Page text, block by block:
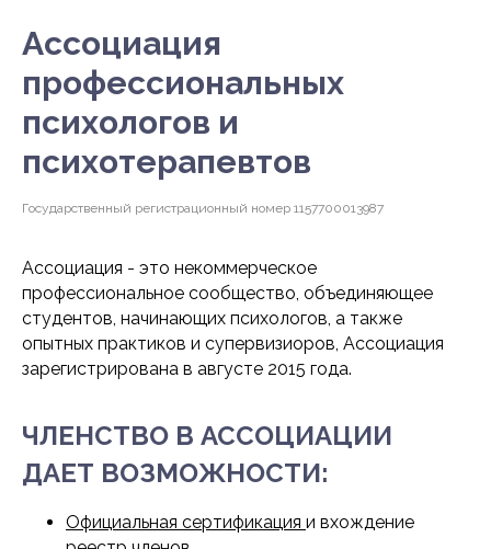
Ассоциация
профессиональных
психологов и
психотерапевтов
Государственный регистрационный номер 1157700013987
Ассоциация - это некоммерческое
профессиональное сообщество, объединяющее
студентов, начинающих психологов, а также
опытных практиков и супервизиоров, Ассоциация
зарегистрирована в августе 2015 года.
ЧЛЕНСТВО В АССОЦИАЦИИ
ДАЕТ ВОЗМОЖНОСТИ:
Официальная сертификация и вхождение